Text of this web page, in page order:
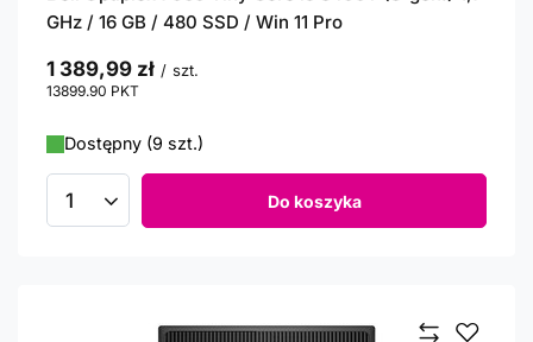
GHz / 16 GB / 480 SSD / Win 11 Pro
1 389,99 zł / szt.
13899.90 PKT
Dostępny (9 szt.)
Ilość produktów Do koszyka